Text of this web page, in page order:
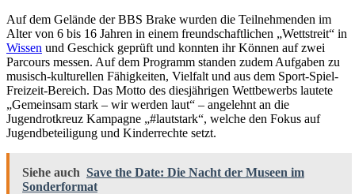
Auf dem Gelände der BBS Brake wurden die Teilnehmenden im
Alter von 6 bis 16 Jahren in einem freundschaftlichen „Wettstreit“ in
Wissen und Geschick geprüft und konnten ihr Können auf zwei
Parcours messen. Auf dem Programm standen zudem Aufgaben zu
musisch-kulturellen Fähigkeiten, Vielfalt und aus dem Sport-Spiel-
Freizeit-Bereich. Das Motto des diesjährigen Wettbewerbs lautete
„Gemeinsam stark – wir werden laut“ – angelehnt an die
Jugendrotkreuz Kampagne „#lautstark“, welche den Fokus auf
Jugendbeteiligung und Kinderrechte setzt.
Siehe auch Save the Date: Die Nacht der Museen im
Sonderformat